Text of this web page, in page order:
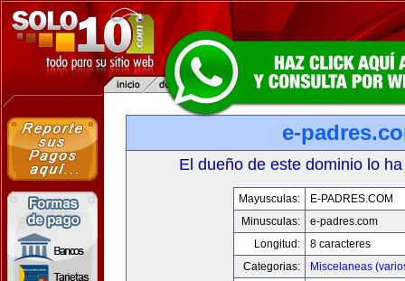
e-
El dueño de este dominio lo
Mayusculas:
E-PADRES.COM
Minusculas:
e-padres.com
Longitud:
8 caracteres
Categorias:
Miscelaneas